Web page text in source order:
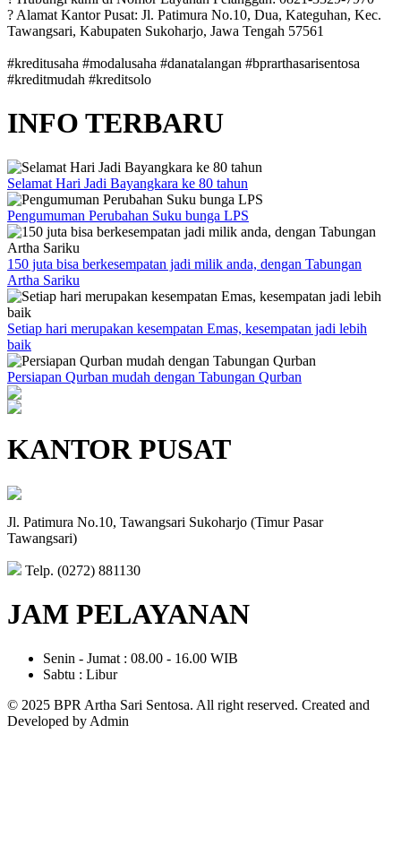
? Alamat Kantor Pusat: Jl. Patimura No.10, Dua, Kateguhan, Kec.
Tawangsari, Kabupaten Sukoharjo, Jawa Tengah 57561
#kreditusaha #modalusaha #danatalangan #bprarthasarisentosa
#kreditmudah #kreditsolo
INFO TERBARU
Selamat Hari Jadi Bayangkara ke 80 tahun
Pengumuman Perubahan Suku bunga LPS
150 juta bisa berkesempatan jadi milik anda, dengan Tabungan
Artha Sariku
Setiap hari merupakan kesempatan Emas, kesempatan jadi lebih
baik
Persiapan Qurban mudah dengan Tabungan Qurban
KANTOR PUSAT
Jl. Patimura No.10, Tawangsari Sukoharjo (Timur Pasar
Tawangsari)
Telp. (0272) 881130
JAM PELAYANAN
Senin - Jumat : 08.00 - 16.00 WIB
Sabtu : Libur
© 2025 BPR Artha Sari Sentosa. All right reserved. Created and
Developed by Admin